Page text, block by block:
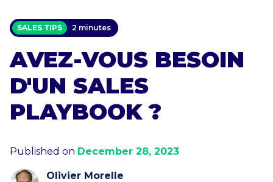
SALES TIPS 2 minutes
AVEZ-VOUS BESOIN
D'UN SALES
PLAYBOOK ?
Published on December 28, 2023
Olivier Morelle